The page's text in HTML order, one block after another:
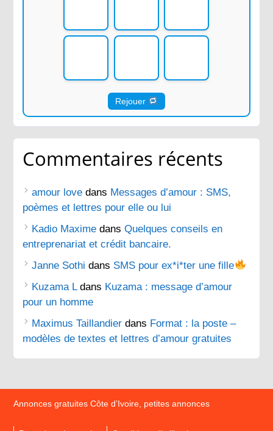
Rejouer
Commentaires récents
amour love dans Messages d’amour : SMS,
poèmes et lettres pour elle ou lui
Kadio Maxime dansQuelques conseils en
entreprenariat et crédit bancaire.
Janne Sothi dans SMS pour ex*i*ter une fille
Kuzama Ldans Kuzama : message d’amour
pour un homme
Maximus Taillandier dans Format : la poste –
modèles de textes et lettres d’amour gratuites
Annonces gratuites Côte d’Ivoire, petites annonces